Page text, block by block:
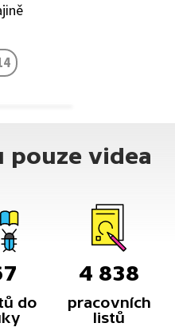
pouze videa
do
4 838
pracovních
listů